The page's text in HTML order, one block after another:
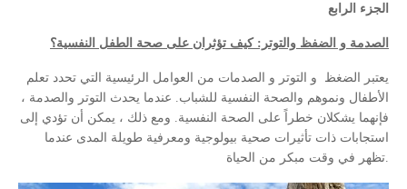
الجزء الرابع
الصدمة و الضفظ والتوتر: كيف تؤثران على صحة الطفل النفسية؟
يعتبر الضغظ و التوتر و الصدمات من العوامل الرئيسية التي تحدد تعلم
الأطفال ونموهم والصحة النفسية للشباب. عندما يحدث التوتر والصدمة ،
فإنهما يشكلان خطراً على الصحة النفسية. ومع ذلك ، يمكن أن تؤدي إلى
استجابات ذات تأثيرات صحية بيولوجية ومعرفية طويلة المدى عندما